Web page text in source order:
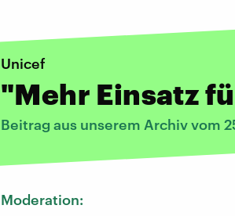
Unicef
"Mehr Einsatz
Beitrag aus unserem Archiv vom
Moderation: